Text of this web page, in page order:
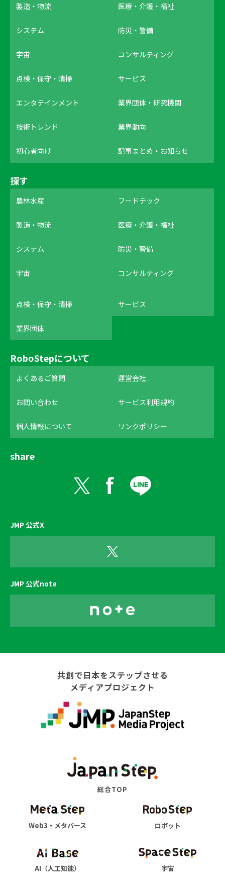
製造・物流 医療・介護・福祉
システム 防災・警備
宇宙 コンサルティング
点検・保守・清掃 サービス
エンタテインメント 業界団体・研究機関
技術トレンド 業界動向
初心者向け 記事まとめ・お知らせ
探す
農林水産 フードテック
製造・物流 医療・介護・福祉
システム 防災・警備
宇宙 コンサルティング
点検・保守・清掃 サービス
業界団体
RoboStepについて
よくあるご質問 運営会社
お問い合わせ サービス利用規約
個人情報について リンクポリシー
share
JMP 公式X
JMP 公式note
共創で日本をステップさせる
メディアプロジェクト
総合TOP
Web3・メタバース ロボット
AI（人工知能） 宇宙